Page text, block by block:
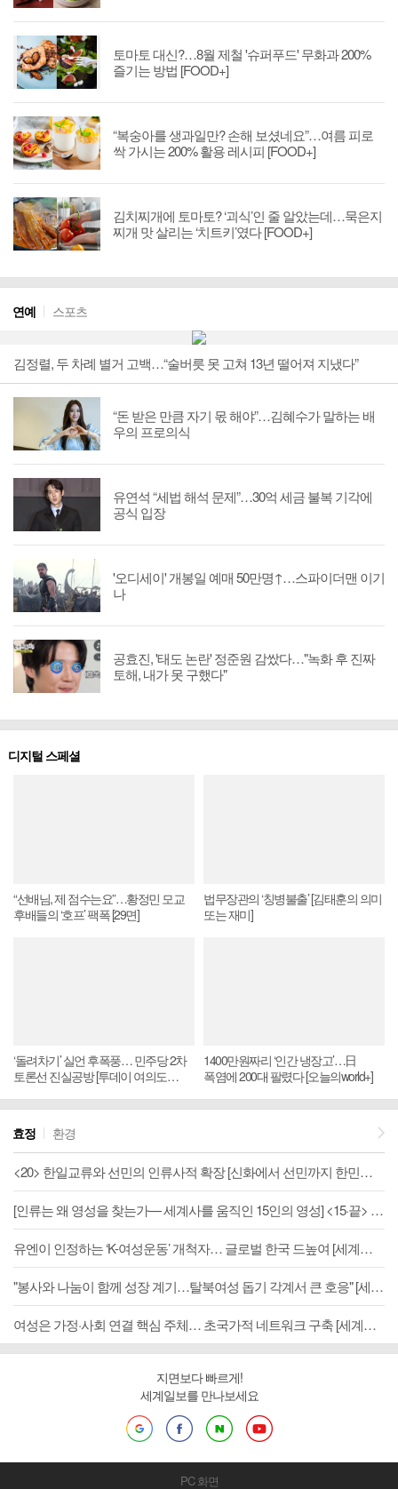
토마토 대신?…8월 제철 '슈퍼푸드' 무화과 200%
즐기는 방법 [FOOD+]
“복숭아를 생과일만? 손해 보셨네요”…여름 피로
싹 가시는 200% 활용 레시피 [FOOD+]
김치찌개에 토마토? ‘괴식’인 줄 알았는데…묵은지
찌개 맛 살리는 ‘치트키’였다 [FOOD+]
연예 스포츠
김정렬, 두 차례 별거 고백…“술버릇 못 고쳐 13년 떨어져 지냈다”
“돈 받은 만큼 자기 몫 해야”…김혜수가 말하는 배
우의 프로의식
유연석 “세법 해석 문제”…30억 세금 불복 기각에
공식 입장
'오디세이' 개봉일 예매 50만명↑…스파이더맨 이기
나
공효진, '태도 논란' 정준원 감쌌다…"녹화 후 진짜
토해, 내가 못 구했다"
디지털 스페셜
“선배님, 제 점수는요”…황정민 모교
후배들의 ‘호프’ 팩폭 [29면]
법무장관의 ‘칭병불출’ [김태훈의 의미
또는 재미]
‘돌려차기’ 실언 후폭풍… 민주당 2차
토론선 진실공방 [투데이 여의도
1400만원짜리 ‘인간 냉장고’…日
폭염에 200대 팔렸다 [오늘의world+]
효정 환경
<20> 한일교류와 선민의 인류사적 확장 [신화에서 선민까지 한민족 정체성의 문화사적 발견-기고]
[인류는 왜 영성을 찾는가— 세계사를 움직인 15인의 영성] <15·끝> 마하트마 간디(Mahatma Gandhi)-“정치는 영혼을 가질 수 있는가”
유엔이 인정하는 ‘K-여성운동’ 개척자… 글로벌 한국 드높여 [세계평화통일가정연합 70년]
"봉사와 나눔이 함께 성장 계기…탈북여성 돕기 각계서 큰 호응" [세계평화통일가정연합 70년]
여성은 가정·사회 연결 핵심 주체… 초국가적 네트워크 구축 [세계평화통일가정연합 70년]
지면보다 빠르게!
세계일보를 만나보세요
PC 화면